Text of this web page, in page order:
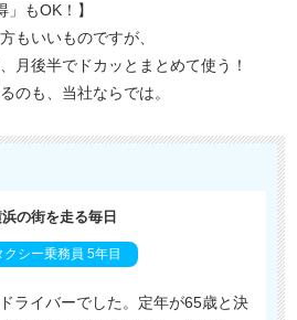
」もOK！】
もいいものですが、
月後半でドカッとまとめて使う！
のも、当社ならでは。
の街を走る毎日
シー乗務員 5年目
ライバーでした。定年が65歳と決